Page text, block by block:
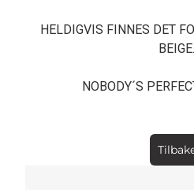
HELDIGVIS FINNES DET
BEIGE.
NOBODY´S